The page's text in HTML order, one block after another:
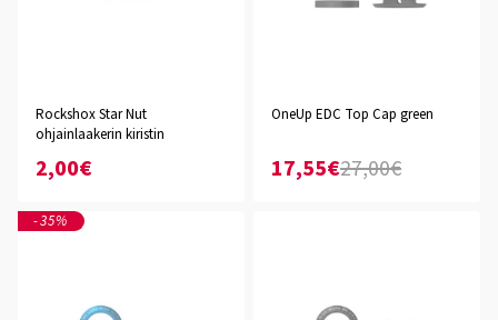
Rockshox Star Nut
ohjainlaakerin kiristin
2,00€
OneUp EDC Top Cap green
17,55€27,00€
-35%